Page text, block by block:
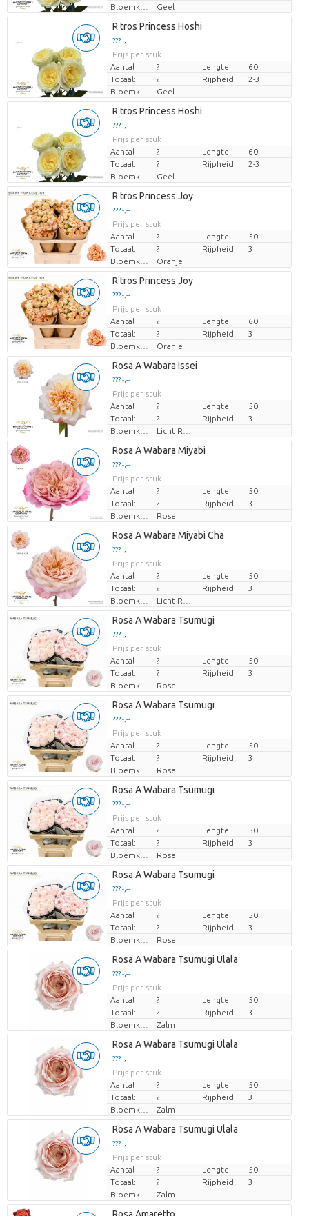
Laden...
??? -,--
Prijs per stuk
Laden...
??? -,--
Prijs per stuk
Laden...
??? -,--
Prijs per stuk
Laden...
??? -,--
Prijs per stuk
Laden...
??? -,--
Prijs per stuk
Laden...
??? -,--
Prijs per stuk
Laden...
??? -,--
Prijs per stuk
Laden...
??? -,--
Prijs per stuk
Laden...
??? -,--
Prijs per stuk
Laden...
??? -,--
Prijs per stuk
Laden...
??? -,--
Prijs per stuk
Laden...
??? -,--
Prijs per stuk
Laden...
??? -,--
Prijs per stuk
Laden...
??? -,--
Prijs per stuk
Bloemkleur
Geel
R tros Princess Hoshi
??? -,--
Prijs per stuk
Aantal
? Lengte
60
Totaal:
? Rijpheid
2-3
Bloemkleur
Geel
R tros Princess Hoshi
??? -,--
Prijs per stuk
Aantal
? Lengte
60
Totaal:
? Rijpheid
2-3
Bloemkleur
Geel
R tros Princess Joy
??? -,--
Prijs per stuk
Aantal
? Lengte
50
Totaal:
? Rijpheid
3
Bloemkleur
Oranje
R tros Princess Joy
??? -,--
Prijs per stuk
Aantal
? Lengte
60
Totaal:
? Rijpheid
3
Bloemkleur
Oranje
Rosa A Wabara Issei
??? -,--
Prijs per stuk
Aantal
? Lengte
50
Totaal:
? Rijpheid
3
Bloemkleur
Rosa A Wabara Miyabi
??? -,--
Prijs per stuk
Aantal
? Lengte
50
Totaal:
? Rijpheid
3
Bloemkleur
Rose
Rosa A Wabara Miyabi Cha
??? -,--
Prijs per stuk
Aantal
? Lengte
50
Totaal:
? Rijpheid
3
Bloemkleur
Rosa A Wabara Tsumugi
??? -,--
Prijs per stuk
Aantal
? Lengte
50
Totaal:
? Rijpheid
3
Bloemkleur
Rose
Rosa A Wabara Tsumugi
??? -,--
Prijs per stuk
Aantal
? Lengte
50
Totaal:
? Rijpheid
3
Bloemkleur
Rose
Rosa A Wabara Tsumugi
??? -,--
Prijs per stuk
Aantal
? Lengte
50
Totaal:
? Rijpheid
3
Bloemkleur
Rose
Rosa A Wabara Tsumugi
??? -,--
Prijs per stuk
Aantal
? Lengte
50
Totaal:
? Rijpheid
3
Bloemkleur
Rose
Rosa A Wabara Tsumugi Ulala
??? -,--
Prijs per stuk
Aantal
? Lengte
50
Totaal:
? Rijpheid
3
Bloemkleur
Zalm
Rosa A Wabara Tsumugi Ulala
??? -,--
Prijs per stuk
Aantal
? Lengte
50
Totaal:
? Rijpheid
3
Bloemkleur
Zalm
Rosa A Wabara Tsumugi Ulala
??? -,--
Prijs per stuk
Aantal
? Lengte
50
Totaal:
? Rijpheid
3
Bloemkleur
Zalm